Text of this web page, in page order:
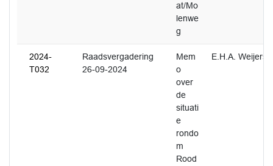
at/Mo
lenwe
g
2024-
T032
Raadsvergadering
26-09-2024
Mem
o
over
de
situati
e
rondo
m
Rood
E.H.A. Weijers